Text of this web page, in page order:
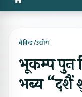
बैंकिङ/उद्योग
भूकम्प पुन
भब्य “दशैं